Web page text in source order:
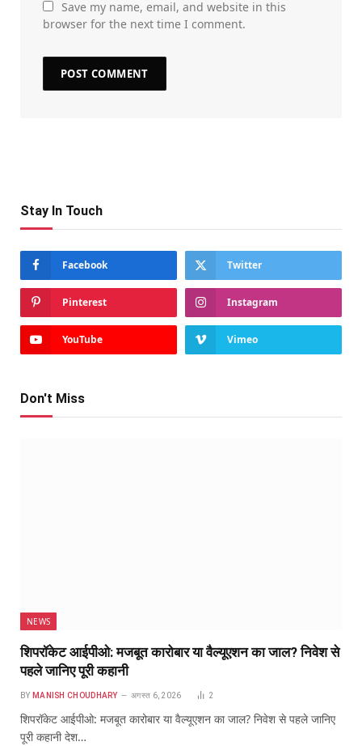
Save my name, email, and website in this
browser for the next time I comment.
Stay In Touch
Facebook Twitter
Pinterest Instagram
YouTube Vimeo
Don't Miss
NEWS
शिपरॉकेट आईपीओ: मजबूत कारोबार या वैल्यूएशन का जाल? निवेश से
पहले जानिए पूरी कहानी
BY MANISH CHOUDHARY अगस्त 6, 2026 2
शिपरॉकेट आईपीओ: मजबूत कारोबार या वैल्यूएशन का जाल? निवेश से पहले जानिए
पूरी कहानी देश…